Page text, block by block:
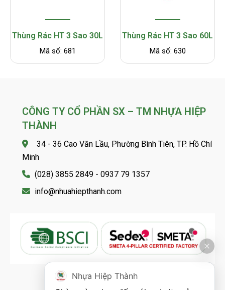
Thùng Rác HT 3 Sao 30L
Mã số: 681
Thùng Rác HT 3 Sao 60L
Mã số: 630
CÔNG TY CỔ PHẦN SX – TM NHỰA HIỆP
THÀNH
34 - 36 Cao Văn Lầu, Phường Bình Tiên, TP. Hồ Chí
Minh
(028) 3855 2849 - 0937 79 1357
info@nhuahiepthanh.com
FOLLOW US
Nhựa Hiệp Thành